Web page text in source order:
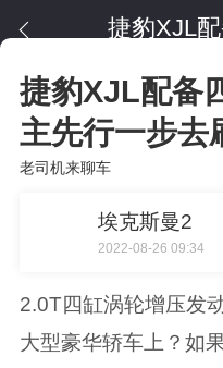
捷豹XJL配备
主先行一步去
老司机来聊车
埃克斯曼2
2022-08-26 09:34
2.0T四缸涡轮增压发
大型豪华轿车上？如